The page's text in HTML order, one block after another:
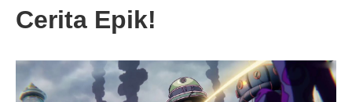
Cerita Epik!